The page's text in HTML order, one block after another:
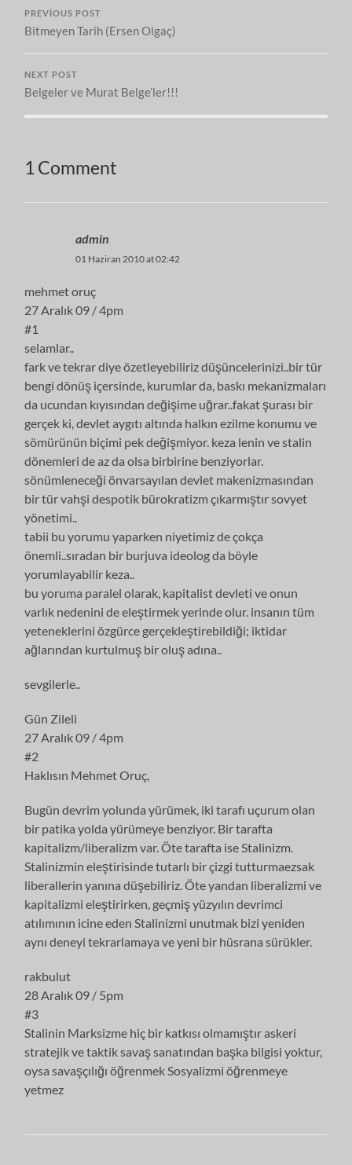
PREVIOUS POST
Bitmeyen Tarih (Ersen Olgaç)
NEXT POST
Belgeler ve Murat Belge’ler!!!
1 Comment
admin
01 Haziran 2010 at 02:42
mehmet oruç
27 Aralık 09 / 4pm
#1
selamlar..
fark ve tekrar diye özetleyebiliriz düşüncelerinizi..bir tür
bengi dönüş içersinde, kurumlar da, baskı mekanizmaları
da ucundan kıyısından değişime uğrar..fakat şurası bir
gerçek ki, devlet aygıtı altında halkın ezilme konumu ve
sömürünün biçimi pek değişmiyor. keza lenin ve stalin
dönemleri de az da olsa birbirine benziyorlar.
sönümleneceği önvarsayılan devlet makenizmasından
bir tür vahşi despotik bürokratizm çıkarmıştır sovyet
yönetimi..
tabii bu yorumu yaparken niyetimiz de çokça
önemli..sıradan bir burjuva ideolog da böyle
yorumlayabilir keza..
bu yoruma paralel olarak, kapitalist devleti ve onun
varlık nedenini de eleştirmek yerinde olur. insanın tüm
yeteneklerini özgürce gerçekleştirebildiği; iktidar
ağlarından kurtulmuş bir oluş adına..
sevgilerle..
Gün Zileli
27 Aralık 09 / 4pm
#2
Haklısın Mehmet Oruç,
Bugün devrim yolunda yürümek, iki tarafı uçurum olan
bir patika yolda yürümeye benziyor. Bir tarafta
kapitalizm/liberalizm var. Öte tarafta ise Stalinizm.
Stalinizmin eleştirisinde tutarlı bir çizgi tutturmaezsak
liberallerin yanına düşebiliriz. Öte yandan liberalizmi ve
kapitalizmi eleştirirken, geçmiş yüzyılın devrimci
atılımının icine eden Stalinizmi unutmak bizi yeniden
aynı deneyi tekrarlamaya ve yeni bir hüsrana sürükler.
rakbulut
28 Aralık 09 / 5pm
#3
Stalinin Marksizme hiç bir katkısı olmamıştır askeri
stratejik ve taktik savaş sanatından başka bilgisi yoktur,
oysa savaşçılığı öğrenmek Sosyalizmi öğrenmeye
yetmez